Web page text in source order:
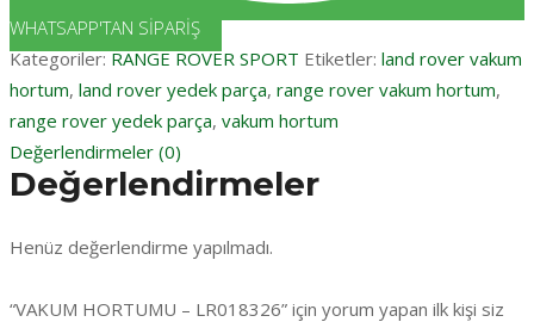
WHATSAPP'TAN SIPARIŞ
Kategoriler:RANGE ROVER SPORT Etiketler: land rover vakum
hortum, land rover yedek parça, range rover vakum hortum,
range rover yedek parça, vakum hortum
Değerlendirmeler (0)
Değerlendirmeler
Henüz değerlendirme yapılmadı.
“VAKUM HORTUMU – LR018326” için yorum yapan ilk kişi siz